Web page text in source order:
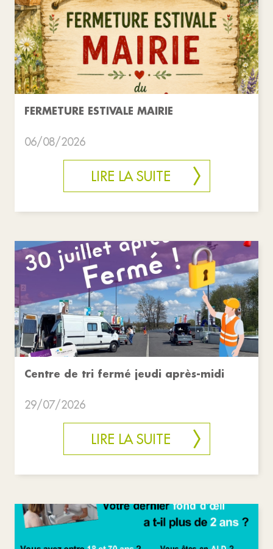
FERMETURE ESTIVALE MAIRIE
06/08/2026
LIRE LA SUITE
Centre de tri fermé jeudi après-midi
29/07/2026
LIRE LA SUITE